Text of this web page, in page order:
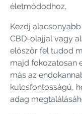
életmódodhoz.
Kezdj
CBD-olajjal vagy
először fel tudod
majd fokozatosan
más az
kulcsfontosságú,
adag